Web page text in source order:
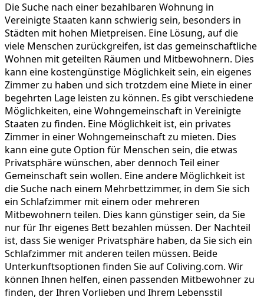
Die Suche nach einer bezahlbaren Wohnung in
Vereinigte Staaten kann schwierig sein, besonders in
Städten mit hohen Mietpreisen. Eine Lösung, auf die
viele Menschen zurückgreifen, ist das gemeinschaftliche
Wohnen mit geteilten Räumen und Mitbewohnern. Dies
kann eine kostengünstige Möglichkeit sein, ein eigenes
Zimmer zu haben und sich trotzdem eine Miete in einer
begehrten Lage leisten zu können. Es gibt verschiedene
Möglichkeiten, eine Wohngemeinschaft in Vereinigte
Staaten zu finden. Eine Möglichkeit ist, ein privates
Zimmer in einer Wohngemeinschaft zu mieten. Dies
kann eine gute Option für Menschen sein, die etwas
Privatsphäre wünschen, aber dennoch Teil einer
Gemeinschaft sein wollen. Eine andere Möglichkeit ist
die Suche nach einem Mehrbettzimmer, in dem Sie sich
ein Schlafzimmer mit einem oder mehreren
Mitbewohnern teilen. Dies kann günstiger sein, da Sie
nur für Ihr eigenes Bett bezahlen müssen. Der Nachteil
ist, dass Sie weniger Privatsphäre haben, da Sie sich ein
Schlafzimmer mit anderen teilen müssen. Beide
Unterkunftsoptionen finden Sie auf Coliving.com. Wir
können Ihnen helfen, einen passenden Mitbewohner zu
finden, der Ihren Vorlieben und Ihrem Lebensstil